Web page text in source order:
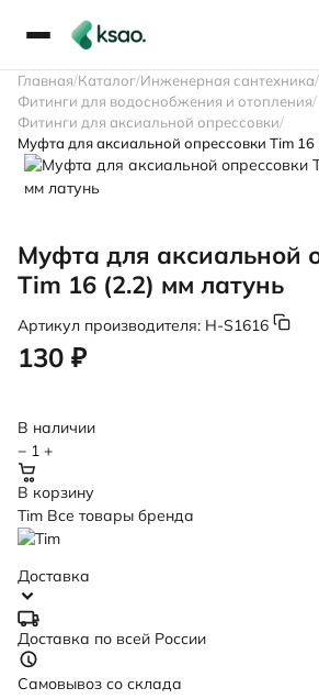
Главная Каталог Инженерная сантехника
Фитинги для водоснобжения и отопления
Фитинги для аксиальной опрессовки
Муфта для аксиальной опрессовки Tim 16
Муфта для аксиальной
Tim 16 (2.2) мм латунь
Артикул производителя: H-S1616
130 ₽
В наличии
− 1 +
В корзину
Tim Все товары бренда
Доставка
Доставка по всей России
Самовывоз со склада